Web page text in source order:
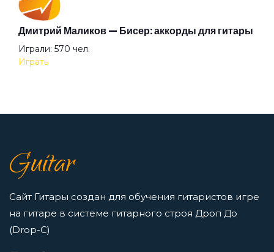
Двор
Девочка Весна
Джедаи
Аккорды для начинающих играть на гитаре —
легкие и простые песни на гитаре
Просмотров: 23259 чел.
Перейти
Просмотров: 16417 чел.
Перейти
Дмитрий Маликов — Бисер: аккорды для гитары
Играли: 570 чел.
Играть
Guitar
Сайт Гитары создан для обучения гитаристов игре
на гитаре в системе гитарного строя Дроп До
(Drop-C)